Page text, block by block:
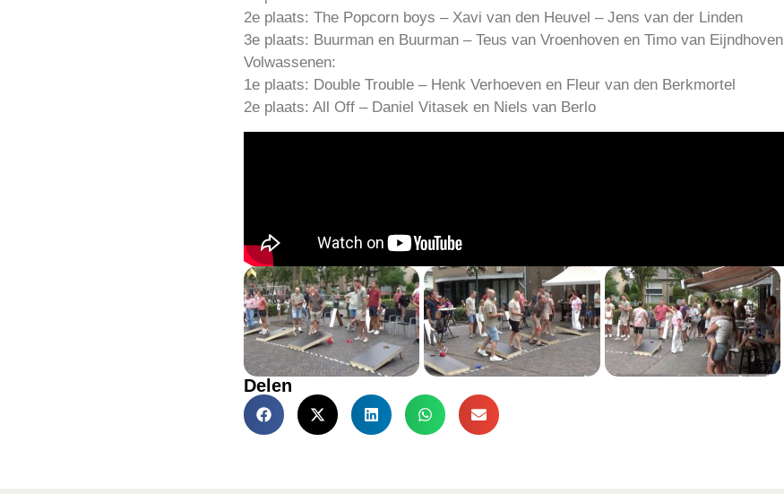
2e plaats: The Popcorn boys – Xavi van den Heuvel – Jens van der Linden
3e plaats: Buurman en Buurman – Teus van Vroenhoven en Timo van Eijndhoven
Volwassenen:
1e plaats: Double Trouble – Henk Verhoeven en Fleur van den Berkmortel
2e plaats: All Off – Daniel Vitasek en Niels van Berlo
Delen